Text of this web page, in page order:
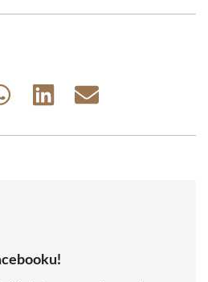
Share
Share